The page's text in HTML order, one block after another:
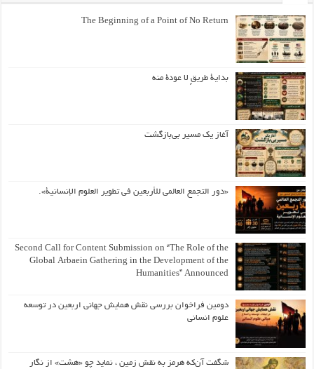
The Beginning of a Point of No Return
بداية طريقٍ لا عودة منه
آغاز یک مسیر بی‌بازگشت
«دور التجمع العالمي للأربعين في تطوير العلوم الإنسانية».
Second Call for Content Submission on “The Role of the
Global Arbaein Gathering in the Development of the
Humanities” Announced
دومین فراخوان بررسی نقش همایش جهانی اربعین در توسعه
علوم انسانی
شگفت آن‌که هرمز به نقش زمین ، نماید چو «هشت» از نگار